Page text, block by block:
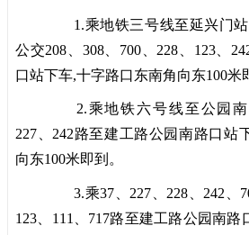
1.乘地铁三号线至延兴门站
公交208、308、700、228、123、
口站下车,十字路口东南角向东100米
2.乘地铁六号线至公园南
227、242路至建工路公园南路口站
向东100米即到。
3.乘37、227、228、242、
123、111、717路至建工路公园南